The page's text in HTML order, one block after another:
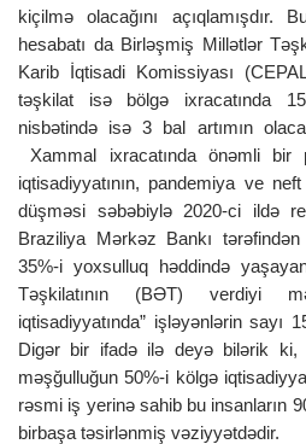
kiçilmə olacağını açıqlamışdır.
hesabatı da Birləşmiş Millətlər
Karib İqtisadi Komissiyası
təşkilat isə bölgə ixracatında
nisbətində isə 3 bal artımın
Xammal ixracatında önəmli
iqtisadiyyatının, pandemiya ve
düşməsi səbəbiylə 2020-ci ildə
Braziliya Mərkəz Bankı
35%-i yoxsulluq həddində
Təşkilatının (BƏT) verdiyi
iqtisadiyyatında” işləyənlərin sayı
Digər bir ifadə ilə deyə bilərik ki,
məşğulluğun 50%-i kölgə
rəsmi iş yerinə sahib bu insanların
birbaşa təsirlənmiş vəziyyətdədir.